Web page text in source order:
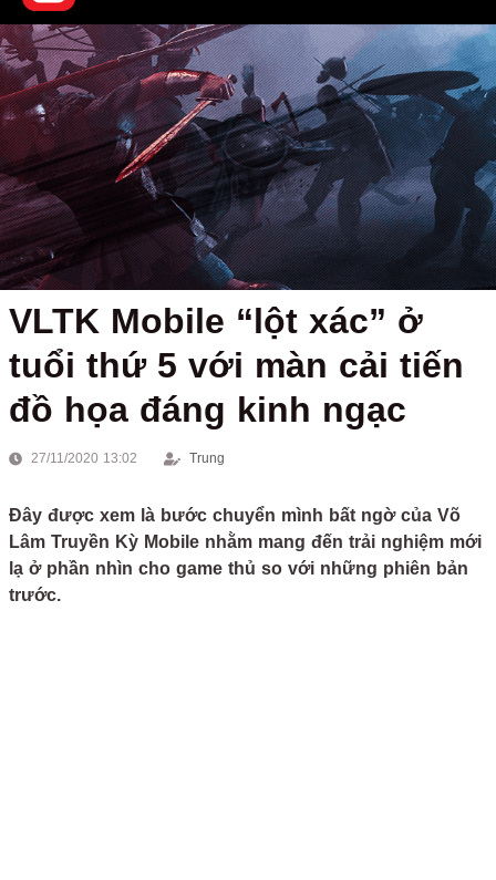
VLTK Mobile “lột xác” ở
tuổi thứ 5 với màn cải tiến
đồ họa đáng kinh ngạc
27/11/2020 13:02 Trung
Đây được xem là bước chuyển mình bất ngờ của Võ
Lâm Truyền Kỳ Mobile nhằm mang đến trải nghiệm mới
lạ ở phần nhìn cho game thủ so với những phiên bản
trước.